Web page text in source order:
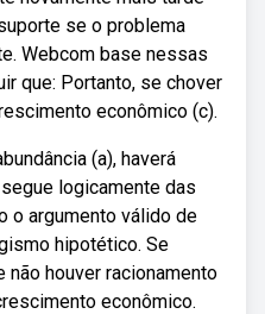
se o problema
Webcom base nessas
que: Portanto, se chover
econômico (c).
(a), haverá
logicamente das
o argumento válido de
hipotético. Se
não houver racionamento
econômico.